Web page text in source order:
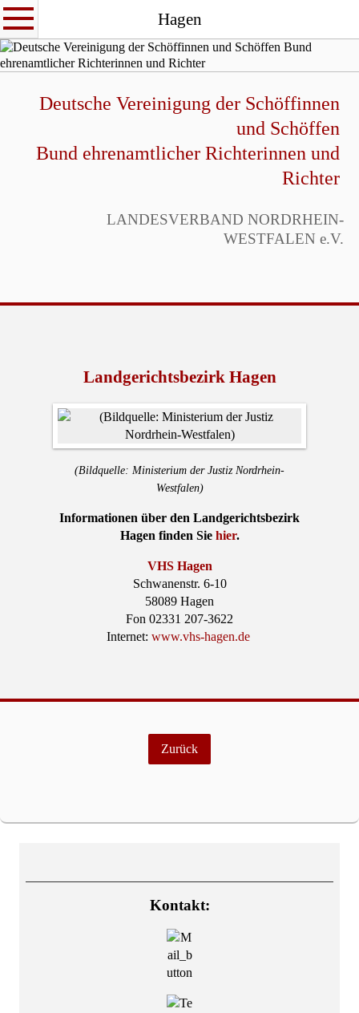
Hagen
Deutsche Vereinigung der Schöffinnen
und Schöffen
Bund ehrenamtlicher Richterinnen und
Richter
LANDESVERBAND NORDRHEIN-
WESTFALEN e.V.
Landgerichtsbezirk Hagen
(Bildquelle: Ministerium der Justiz Nordrhein-
Westfalen)
Informationen über den Landgerichtsbezirk
Hagen finden Sie hier.
VHS Hagen
Schwanenstr. 6-10
58089 Hagen
Fon 02331 207-3622
Internet: www.vhs-hagen.de
Zurück
Kontakt: